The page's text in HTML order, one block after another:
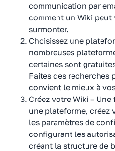
communication par
comment un Wiki peut
surmonter.
Choisissez une
nombreuses
certaines sont
Faites des recherches
convient le mieux à
Créez votre Wiki –
une plateforme, créez
les paramètres de
configurant les
créant la structure de